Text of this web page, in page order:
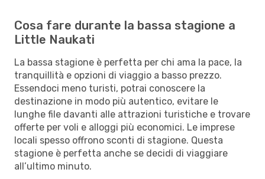
Cosa fare durante la bassa stagione a
Little Naukati
La bassa stagione è perfetta per chi ama la pace, la
tranquillità e opzioni di viaggio a basso prezzo.
Essendoci meno turisti, potrai conoscere la
destinazione in modo più autentico, evitare le
lunghe file davanti alle attrazioni turistiche e trovare
offerte per voli e alloggi più economici. Le imprese
locali spesso offrono sconti di stagione. Questa
stagione è perfetta anche se decidi di viaggiare
all’ultimo minuto.